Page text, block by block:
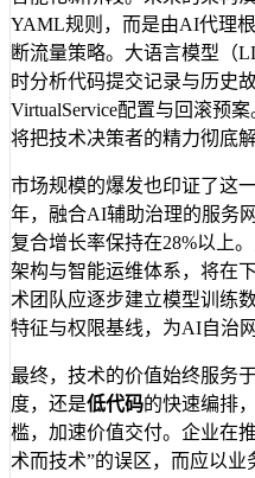
YAML规则，而是由AI代理
断流量策略。大语言模型（
时分析代码提交记录与历史
VirtualService配置与回滚预
将把技术决策者的精力彻底
市场规模的爆发也印证了这
年，融合AI辅助治理的服务
复合增长率保持在28%以上
架构与智能运维体系，将在
术团队应逐步建立模型训练
特征与权限基线，为AI自治
最终，技术的价值始终服务
度，还是低代码的快速编排
槛，加速价值交付。企业在
术而技术”的误区，而应以